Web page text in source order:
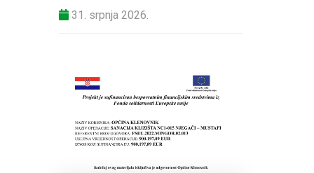
31. srpnja 2026.